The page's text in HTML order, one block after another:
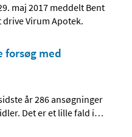
maj 2017 meddelt Bent
Virum Apotek.
forsøg med
år 286 ansøgninger
Det er et lille fald i…